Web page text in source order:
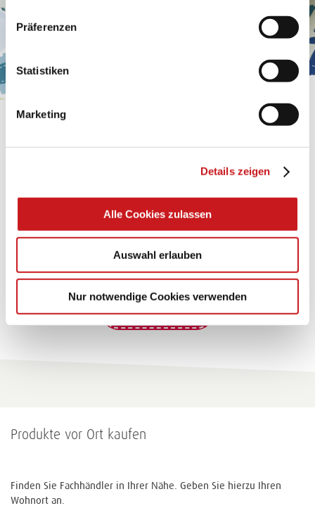
personenbezogene Daten verarbeiten. Hier geht’s zum
Impressum.
Präferenzen
Statistiken
Marketing
Details zeigen
Alle Cookies zulassen
Auswahl erlauben
Nur notwendige Cookies verwenden
GLÜCKWUNSCHKARTE
"KINDERWAGEN"
Eine Überraschung der besonderten Art und
Zum Tipp
Zu allen Tipps
Produkte vor Ort kaufen
Finden Sie Fachhändler in Ihrer Nähe. Geben Sie hierzu Ihren
Wohnort an.